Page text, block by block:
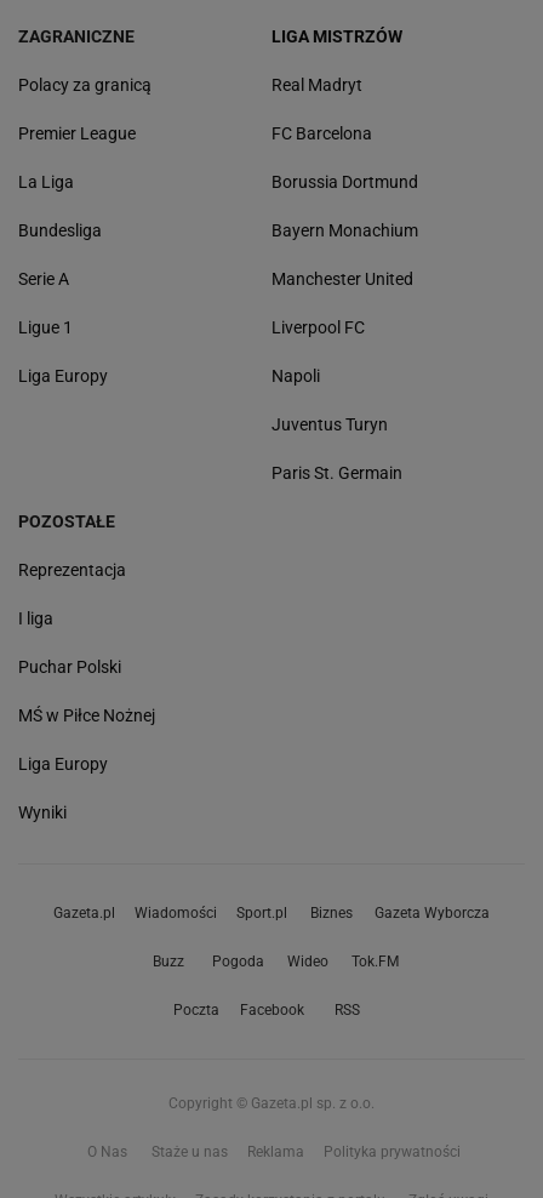
ZAGRANICZNE
Polacy za granicą
Premier League
La Liga
Bundesliga
Serie A
Ligue 1
Liga Europy
LIGA MISTRZÓW
Real Madryt
FC Barcelona
Borussia Dortmund
Bayern Monachium
Manchester United
Liverpool FC
Napoli
Juventus Turyn
Paris St. Germain
POZOSTAŁE
Reprezentacja
I liga
Puchar Polski
MŚ w Piłce Nożnej
Liga Europy
Wyniki
Gazeta.pl Wiadomości Sport.pl Biznes Gazeta Wyborcza
Buzz Pogoda Wideo Tok.FM
Poczta Facebook RSS
Copyright © Gazeta.pl sp. z o.o.
O Nas Staże u nas Reklama Polityka prywatności